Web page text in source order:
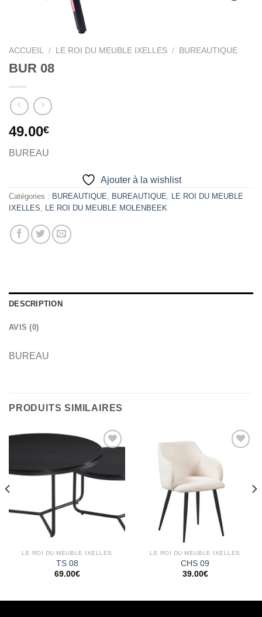
ACCUEIL / LE ROI DU MEUBLE IXELLES / BUREAUTIQUE
BUR 08
49.00€
BUREAU
Ajouter à la wishlist
Catégories : BUREAUTIQUE, BUREAUTIQUE, LE ROI DU MEUBLE
IXELLES, LE ROI DU MEUBLE MOLENBEEK
DESCRIPTION
AVIS (0)
BUREAU
PRODUITS SIMILAIRES
Parcourir
wishlist
LE ROI DU MEUBLE IXELLES
TS 08
69.00€
LE ROI DU MEUBLE IXELLES
CHS 09
39.00€